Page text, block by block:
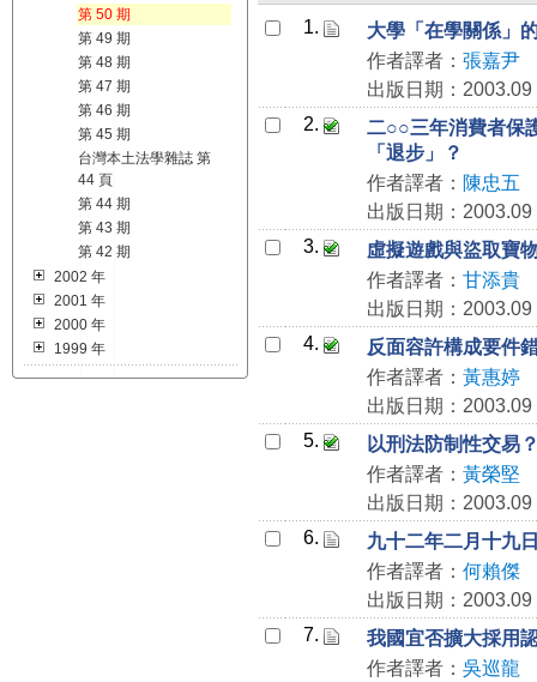
第 50 期
第 49 期
第 48 期
第 47 期
第 46 期
第 45 期
台灣本土法學雜誌 第
44 頁
第 44 期
第 43 期
第 42 期
2002 年
2001 年
2000 年
1999 年
1.
大學「在學關係」
作者譯者： 張嘉尹
出版日期：2003.09
2.
二○○三年消費者保
「退步」？
作者譯者： 陳忠五
出版日期：2003.09
3.
虛擬遊戲與盜取寶
作者譯者： 甘添貴
出版日期：2003.09
4.
反面容許構成要件
作者譯者： 黃惠婷
出版日期：2003.09
5.
以刑法防制性交易
作者譯者： 黃榮堅
出版日期：2003.09
6.
九十二年二月十九
作者譯者： 何賴傑
出版日期：2003.09
7.
我國宜否擴大採用
作者譯者： 吳巡龍